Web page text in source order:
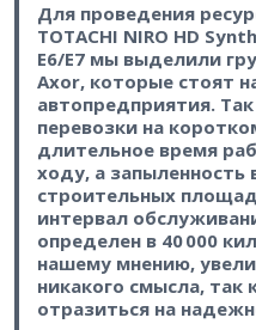
Для проведения
TOTACHI NIRO HD
E6/E7 мы выделили
Axor, которые стоят
автопредприятия.
перевозки на
длительное время
ходу, а запыленность
строительных
интервал
определен в 40 000
нашему мнению,
никакого смысла, так
отразиться на